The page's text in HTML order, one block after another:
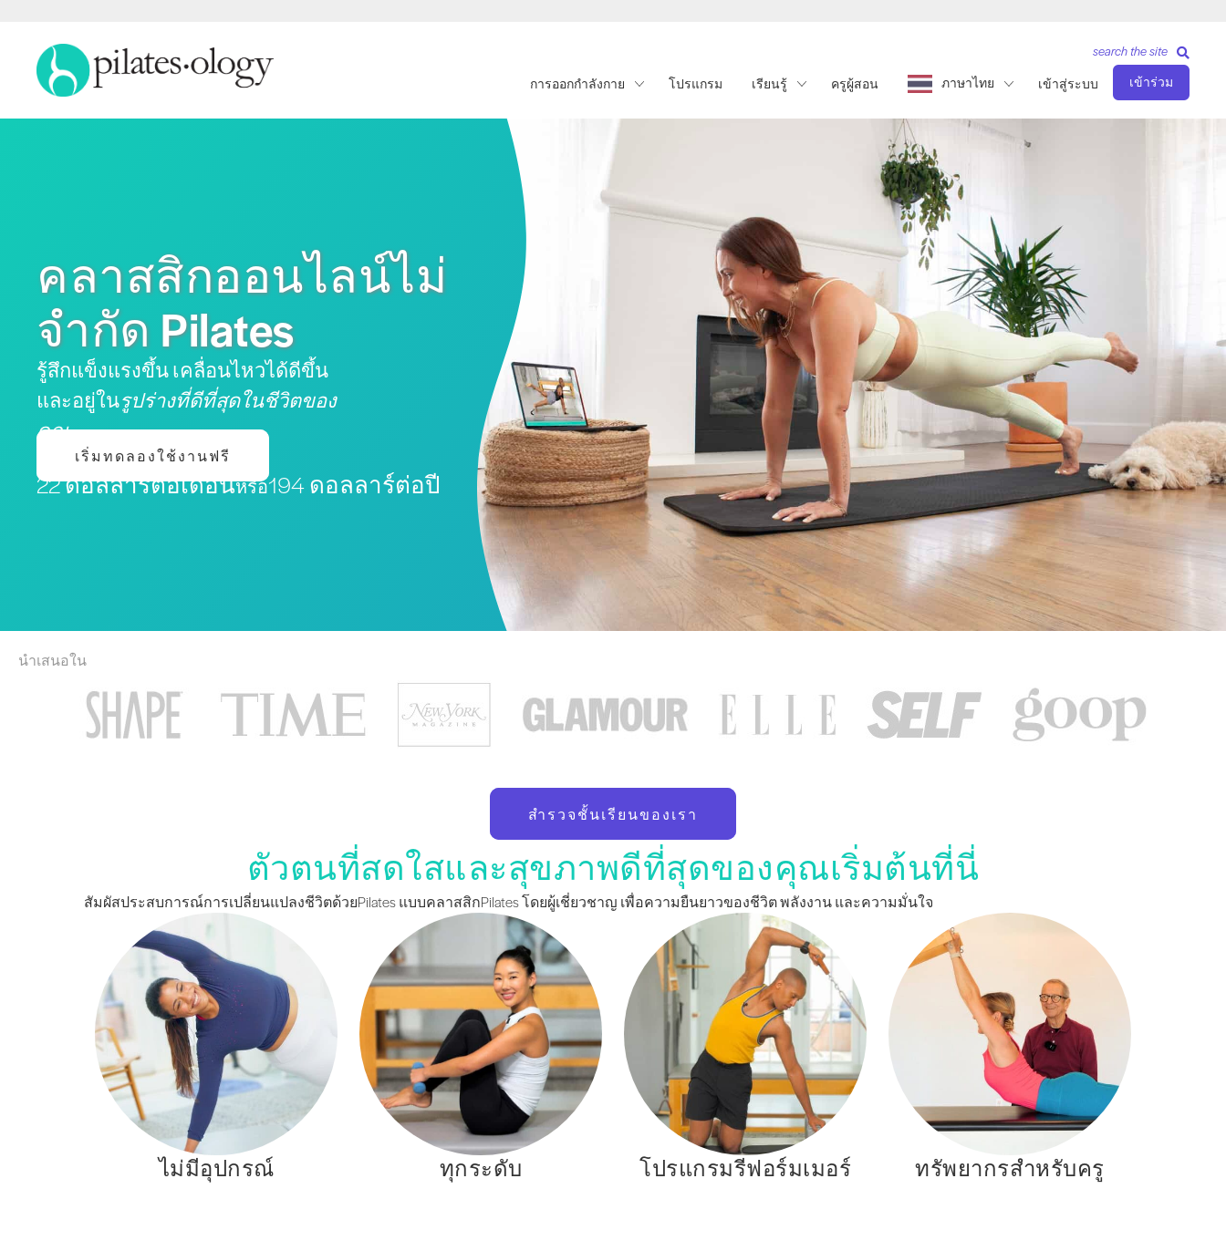
การออกกำลังกาย โปรแกรม เรียนรู้ ครูผู้สอน ภาษาไทย เข้าสู่ระบบ เข้าร่วม
search the site
คลาสสิกออนไลน์ไม่
จำกัด Pilates
รู้สึกแข็งแรงขึ้น เคลื่อนไหวได้ดีขึ้น
และอยู่ในรูปร่างที่ดีที่สุดในชีวิตของ
คุณ
เริ่มทดลองใช้งานฟรี
22 ดอลลาร์ต่อเดือนหรือ194 ดอลลาร์ต่อปี
นำเสนอใน
สำรวจชั้นเรียนของเรา
ตัวตนที่สดใสและสุขภาพดีที่สุดของคุณเริ่มต้นที่นี่
สัมผัสประสบการณ์การเปลี่ยนแปลงชีวิตด้วยPilates แบบคลาสสิกPilates โดยผู้เชี่ยวชาญ เพื่อความยืนยาวของชีวิต พลังงาน และความมั่นใจ
ไม่มีอุปกรณ์ ทุกระดับ โปรแกรมรีฟอร์มเมอร์ ทรัพยากรสำหรับครู